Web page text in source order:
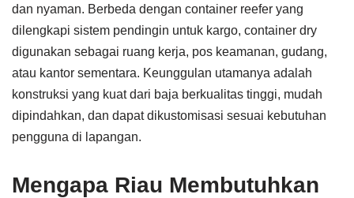
dan nyaman. Berbeda dengan container reefer yang
dilengkapi sistem pendingin untuk kargo, container dry
digunakan sebagai ruang kerja, pos keamanan, gudang,
atau kantor sementara. Keunggulan utamanya adalah
konstruksi yang kuat dari baja berkualitas tinggi, mudah
dipindahkan, dan dapat dikustomisasi sesuai kebutuhan
pengguna di lapangan.
Mengapa Riau Membutuhkan